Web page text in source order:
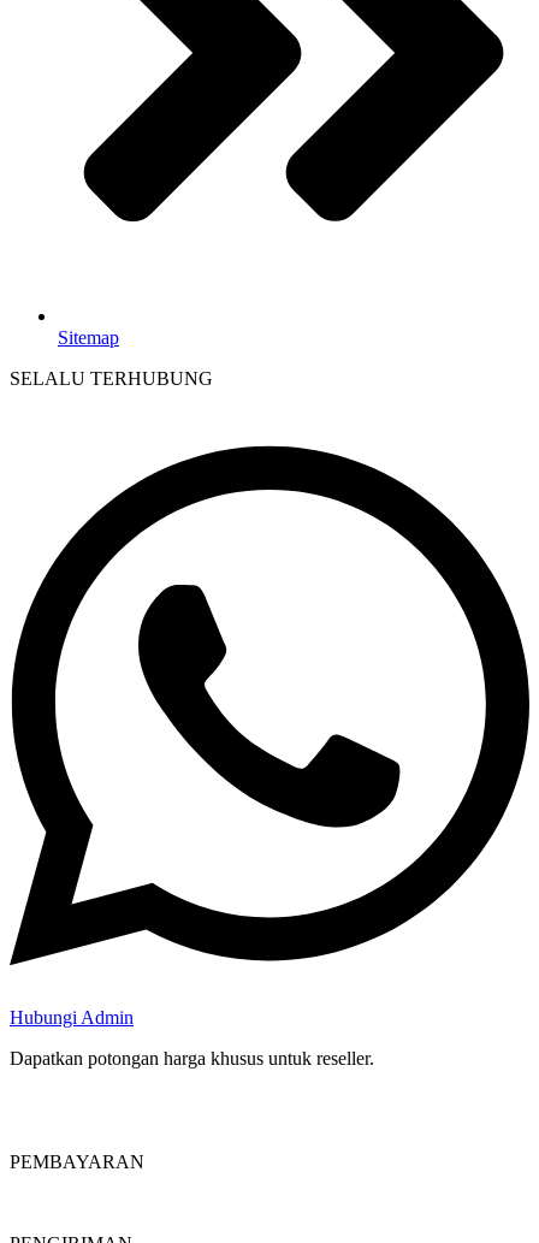
Sitemap
SELALU TERHUBUNG
Hubungi Admin
Dapatkan potongan harga khusus untuk reseller.
PEMBAYARAN